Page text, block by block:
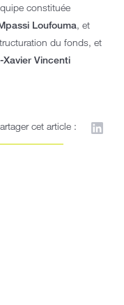
constituée
Loufouma, et
du fonds, et
Xavier Vincenti
cet article :